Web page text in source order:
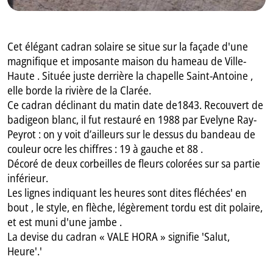
Cet élégant cadran solaire se situe sur la façade d'une
magnifique et imposante maison du hameau de Ville-
Haute . Située juste derrière la chapelle Saint-Antoine ,
elle borde la rivière de la Clarée.
Ce cadran déclinant du matin date de1843. Recouvert de
badigeon blanc, il fut restauré en 1988 par Evelyne Ray-
Peyrot : on y voit d’ailleurs sur le dessus du bandeau de
couleur ocre les chiffres : 19 à gauche et 88 .
Décoré de deux corbeilles de fleurs colorées sur sa partie
inférieur.
Les lignes indiquant les heures sont dites fléchées' en
bout , le style, en flèche, légèrement tordu est dit polaire,
et est muni d'une jambe .
La devise du cadran « VALE HORA » signifie 'Salut,
Heure'.'